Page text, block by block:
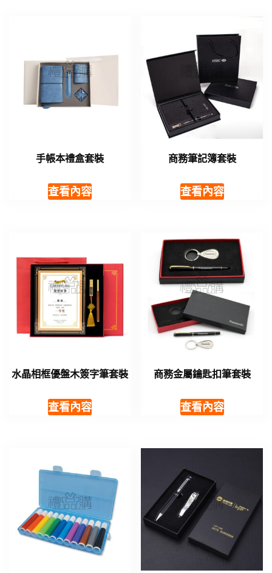
手帳本禮盒套裝
查看內容
商務筆記簿套裝
查看內容
水晶相框優盤木簽字筆套裝
查看內容
商務金屬鑰匙扣筆套裝
查看內容